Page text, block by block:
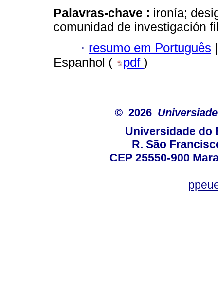
Palavras-chave : ironía;
comunidad de investigación
· resumo em Português |
Espanhol (
pdf )
© 2026
Universidade do
R. São
CEP 25550-900